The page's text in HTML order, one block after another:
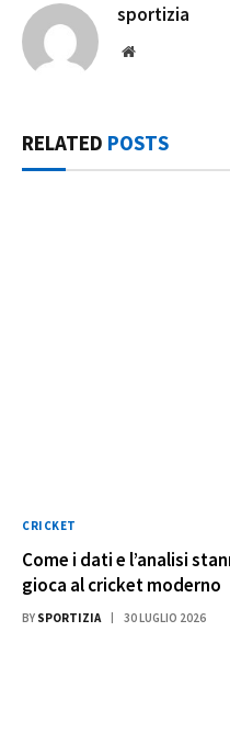
sportizia
Website
RELATED POSTS
CRICKET
Come i dati e l’analisi
gioca al cricket moderno
BY SPORTIZIA 30 LUGLIO 2026